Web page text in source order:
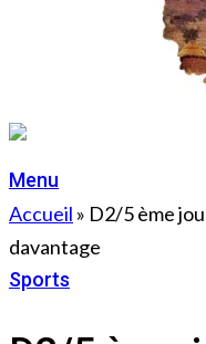
Menu
Accueil » D2/5 ème
davantage
Sports